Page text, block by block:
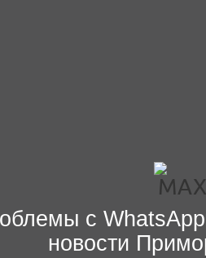
с
новости